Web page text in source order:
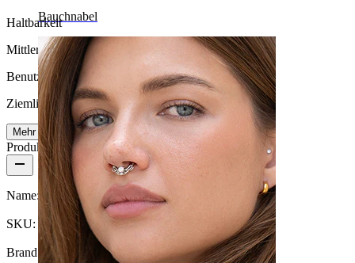
Bauchnabel
Haltbarkeit
Mittlere Haltbarkeit
Benutzerfreundlichkeit
Ziemlich leicht
Mehr lesen
Produktdetails
Name: Industrialstab mit klaren Steinen
SKU: Barbell-180
Brand:Bodymod Trend